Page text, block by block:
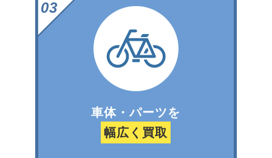
車体・パーツを
幅広く買取